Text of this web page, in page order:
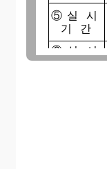
⑤ 실 시
기 간
⑥ 실 시
내 용